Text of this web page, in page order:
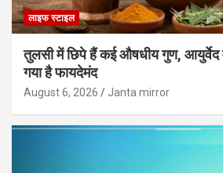
लाइफ स्टाइल
तुलसी में छिपे हैं कई औषधीय गुण, आयुर्वेद में
गया है फायदेमंद
August 6, 2026 Janta mirror